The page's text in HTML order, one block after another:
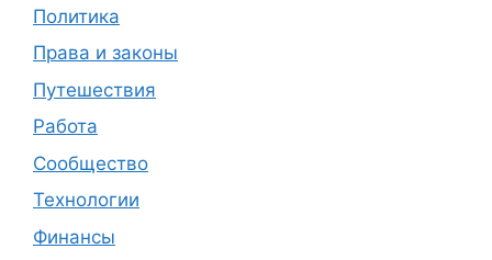
Политика
Права и законы
Путешествия
Работа
Сообщество
Технологии
Финансы